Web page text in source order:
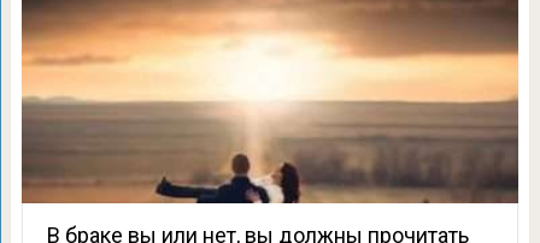
В браке вы или нет, вы должны прочитать